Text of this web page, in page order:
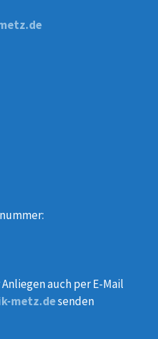
auch per E-Mail
metz.desenden